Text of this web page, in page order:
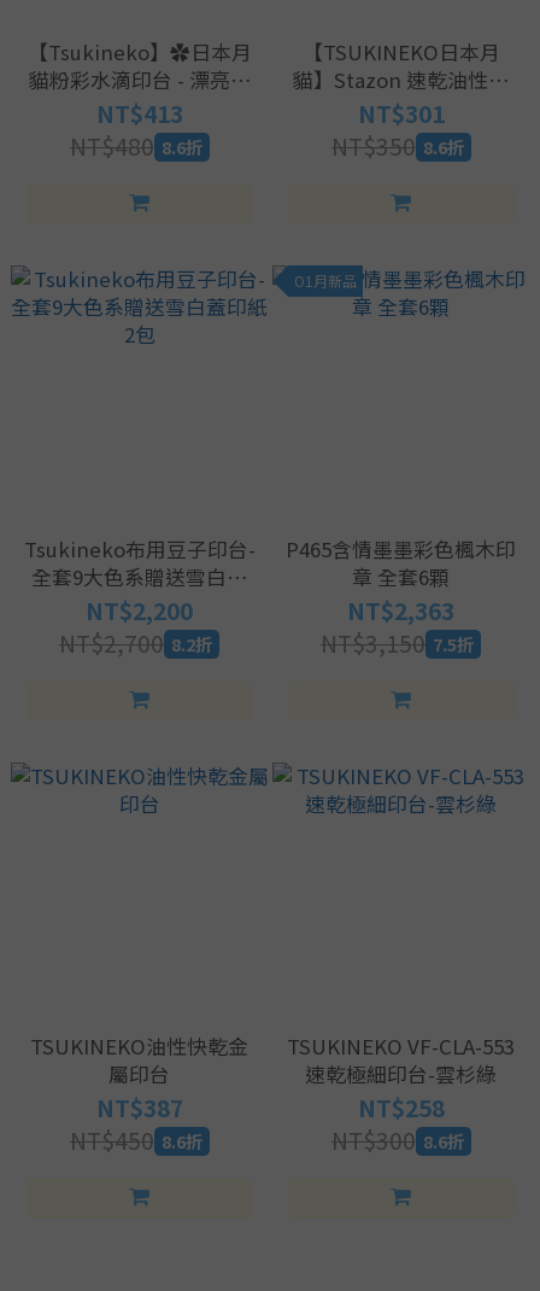
【Tsukineko】✿日本月
貓粉彩水滴印台 - 漂亮粉
彩
NT$413
NT$480 8.6折
【TSUKINEKO日本月
貓】Stazon 速乾油性印
台
NT$301
NT$350 8.6折
Tsukineko布用豆子印台-
全套9大色系贈送雪白蓋
印紙2包
NT$2,200
NT$2,700 8.2折
O1月新品
P465含情墨墨彩色楓木印
章 全套6顆
NT$2,363
NT$3,150 7.5折
TSUKINEKO油性快乾金
屬印台
NT$387
NT$450 8.6折
TSUKINEKO VF-CLA-553
速乾極細印台-雲杉綠
NT$258
NT$300 8.6折